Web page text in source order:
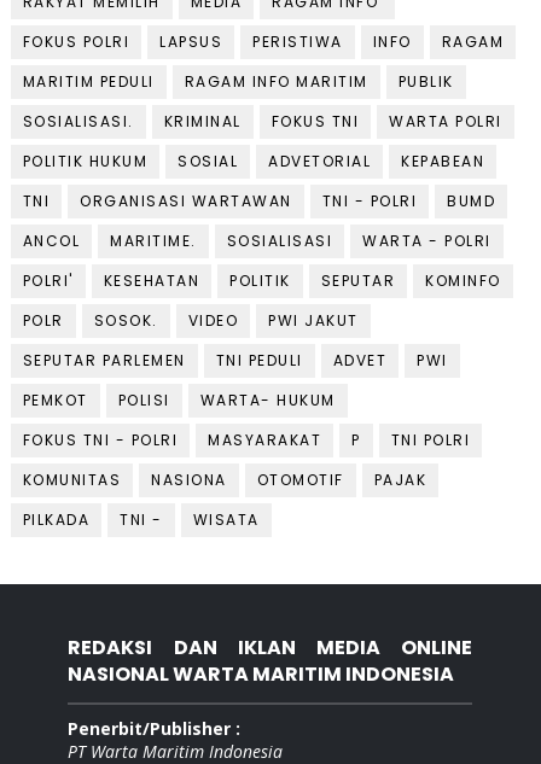
FOKUS POLRI
LAPSUS PERISTIWA INFO
RAGAM
MARITIM PEDULI
RAGAM INFO MARITIM
PUBLIK
SOSIALISASI.
KRIMINAL FOKUS TNI
WARTA POLRI
POLITIK HUKUM
SOSIAL ADVETORIAL
KEPABEAN
TNI
ORGANISASI WARTAWAN TNI - POLRI
BUMD
ANCOL
MARITIME. SOSIALISASI
WARTA - POLRI
POLRI'
KESEHATAN POLITIK SEPUTAR
KOMINFO
POLR
SOSOK. VIDEO
PWI JAKUT
SEPUTAR PARLEMEN
TNI PEDULI ADVET
PWI
PEMKOT
POLISI
WARTA- HUKUM
FOKUS TNI - POLRI
MASYARAKAT P
TNI POLRI
KOMUNITAS
NASIONA OTOMOTIF
PAJAK
PILKADA
TNI - WISATA
REDAKSI DAN IKLAN MEDIA ONLINE
NASIONAL WARTA MARITIM INDONESIA
Penerbit/Publisher :
PT Warta Maritim Indonesia